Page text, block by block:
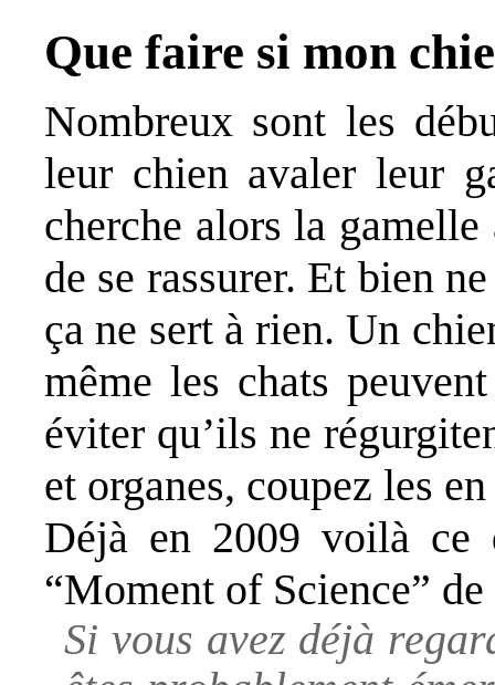
Que faire si mon
Nombreux sont les
leur chien avaler leur
cherche alors la
de se rassurer. Et bien
ça ne sert à rien. Un
même les chats
éviter qu’ils ne
et organes, coupez les
Déjà en 2009 voilà ce
“Moment of Science”
Si vous avez déjà